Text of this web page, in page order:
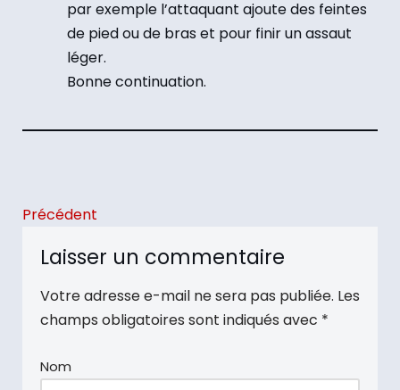
par exemple l’attaquant ajoute des feintes
de pied ou de bras et pour finir un assaut
léger.
Bonne continuation.
Précédent
Laisser un commentaire
Votre adresse e-mail ne sera pas publiée. Les
champs obligatoires sont indiqués avec *
Nom